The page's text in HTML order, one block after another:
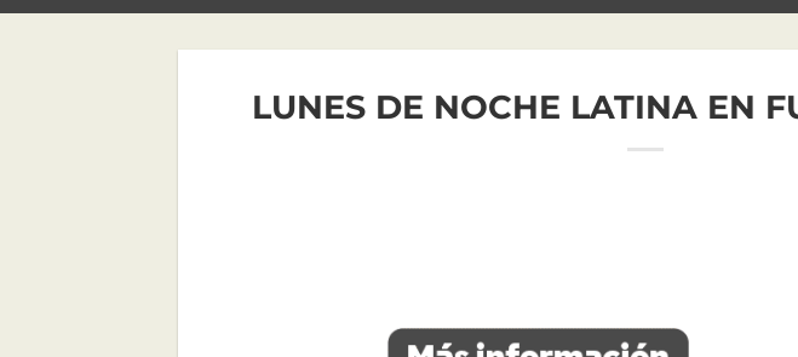
LUNES DE NOCHE LATINA EN